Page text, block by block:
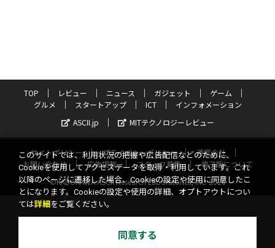
TOP レビュー ニュース ガジェット
ゲーム
グルメ
スタートアップ ICT
インフォメーション
ASCII.jp
MITテクノロジーレビュー
サイトポリシー プライバシーポリシー
運営会社
お問い合わせ
広告掲載 スタッフ募集
電子版について
©KADOKAWA ASCII Research Laboratories, Inc. 2026
このサイトでは、利用状況の把握や広告配信などのために、
Cookieを使用してアクセスデータを取得・利用しています。これ
以降のページに遷移した場合、Cookieの設定や使用に同意したこ
とになります。Cookieの設定や使用の詳細、オプトアウトについ
ては詳細 をご覧ください。
同意する